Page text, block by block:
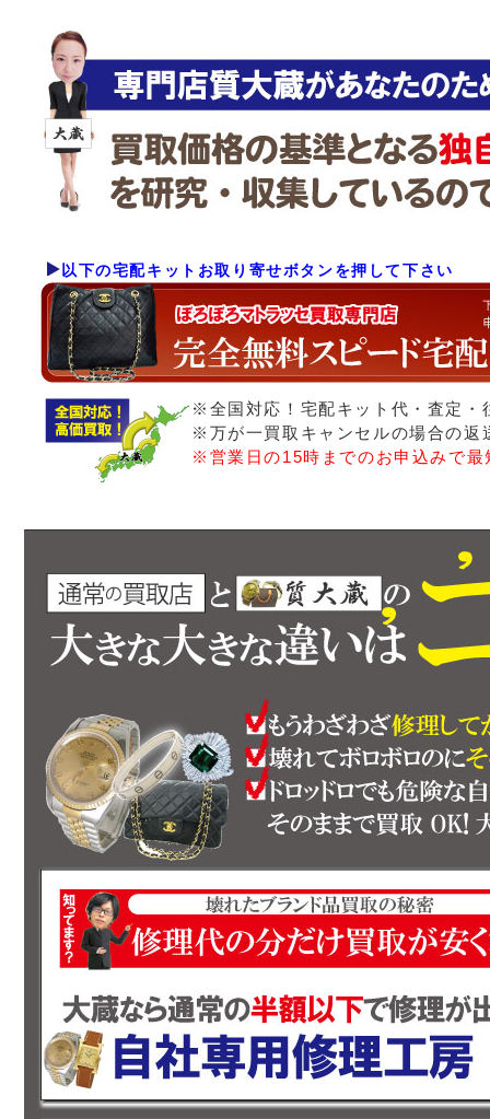
以下の宅配キットお取り寄せボタンを押して下さい
※全国対応！宅配キット代・査定・
※万が一買取キャンセルの場合の返
※営業日の15時までのお申込みで